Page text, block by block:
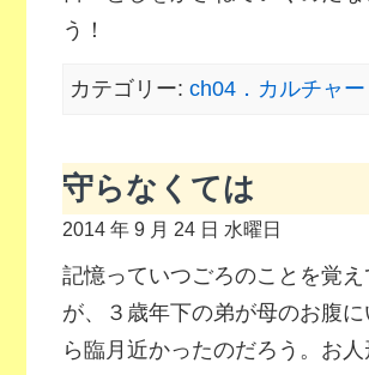
う！
カテゴリー: ch04．カルチャー
守らなくては
2014 年 9 月 24 日 水曜日
記憶っていつごろのことを覚
が、３歳年下の弟が母のお腹
ら臨月近かったのだろう。お